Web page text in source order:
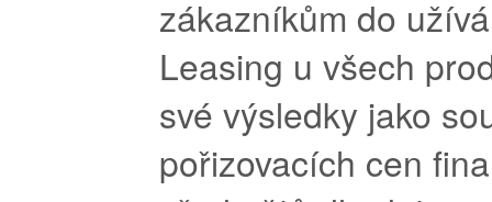
zákazníkům do
Leasing u všech
své výsledky jako
pořizovacích cen